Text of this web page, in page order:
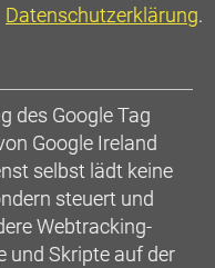
Datenschutzerklärung.
des Google Tag
Google Ireland
selbst lädt keine
steuert und
Webtracking-
und Skripte auf der